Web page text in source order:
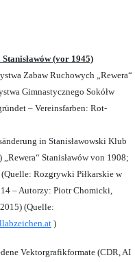
(vor 1945)
Zabaw Ruchowych „Rewera“
Gimnastycznego Sokółw
– Vereinsfarben: Rot-
in Stanisławowski Klub
„Rewera“ Stanisławów von 1908;
Rozgrywki Piłkarskie w
– Autorzy: Piotr Chomicki,
(Quelle:
)
Vektorgrafikformate (CDR, AI